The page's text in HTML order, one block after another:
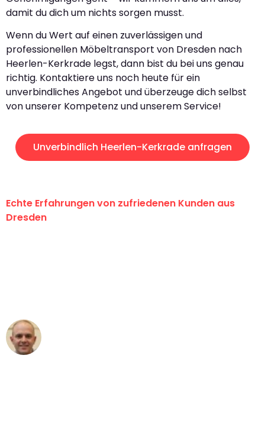
damit du dich um nichts sorgen musst.
Wenn du Wert auf einen zuverlässigen und
professionellen Möbeltransport von Dresden nach
Heerlen-Kerkrade legst, dann bist du bei uns genau
richtig. Kontaktiere uns noch heute für ein
unverbindliches Angebot und überzeuge dich selbst
von unserer Kompetenz und unserem Service!
Unverbindlich Heerlen-Kerkrade anfragen
Echte Erfahrungen von zufriedenen Kunden aus
Dresden